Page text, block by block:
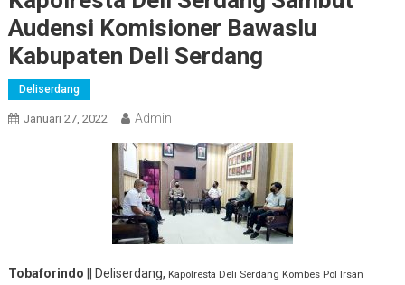
Audensi Komisioner Bawaslu
Kabupaten Deli Serdang
Deliserdang
Januari 27, 2022 Admin
Tobaforindo || Deliserdang, Kapolresta Deli Serdang Kombes Pol Irsan